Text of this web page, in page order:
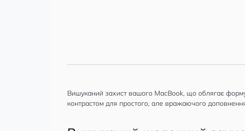
Вишуканий захист вашого MacBook, що облягає
контрастом для простого, але вражаючого